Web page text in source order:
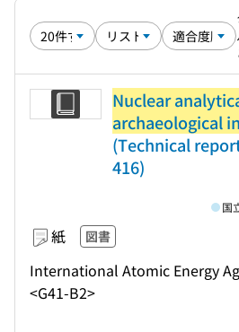
Nuclear
archaeological
(Technical
416)
紙 図書
International Atomic Energy
<G41-B2>
国